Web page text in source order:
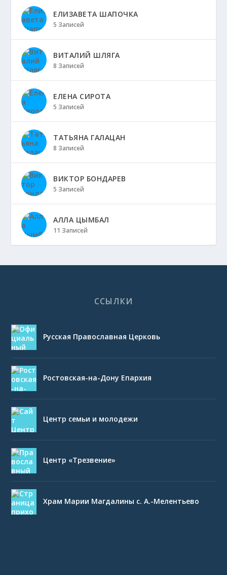
ЕЛИЗАВЕТА ШАПОЧКА
5 Записей
ВИТАЛИЙ ШЛЯГА
8 Записей
ЕЛЕНА СИРОТА
5 Записей
ТАТЬЯНА ГАЛАЦАН
8 Записей
ВИКТОР БОНДАРЕВ
5 Записей
АЛЛА ЦЫМБАЛ
11 Записей
ССЫЛКИ
Русская Православная Церковь
Ростовская-на-Дону Епархия
Центр семьи и молодежи
Центр «Трезвение»
Храм Марии Магдалины с. А.-Мелентьево